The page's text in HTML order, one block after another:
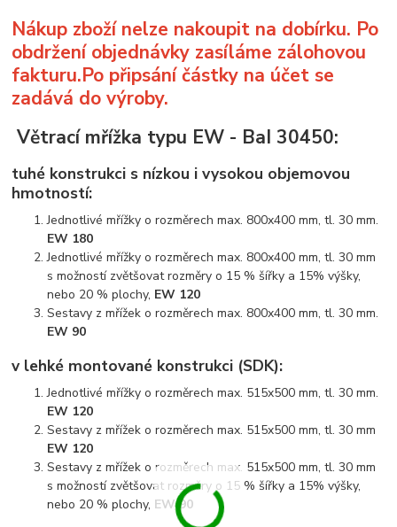
Nákup zboží nelze nakoupit na dobírku. Po
obdržení objednávky zasíláme zálohovou
fakturu.Po připsání částky na účet se
zadává do výroby.
Větrací mřížka typu EW - BaI 30450:
tuhé konstrukci s nízkou i vysokou objemovou
hmotností:
Jednotlivé mřížky o rozměrech max. 800x400 mm, tl. 30 mm.
EW 180
Jednotlivé mřížky o rozměrech max. 800x400 mm, tl. 30 mm
s možností zvětšovat rozměry o 15 % šířky a 15% výšky,
nebo 20 % plochy, EW 120
Sestavy z mřížek o rozměrech max. 800x400 mm, tl. 30 mm.
EW 90
v lehké montované konstrukci (SDK):
Jednotlivé mřížky o rozměrech max. 515x500 mm, tl. 30 mm.
EW 120
Sestavy z mřížek o rozměrech max. 515x500 mm, tl. 30 mm
EW 120
Sestavy z mřížek o rozměrech max. 515x500 mm, tl. 30 mm
s možností zvětšovat rozměry o 15 % šířky a 15% výšky,
nebo 20 % plochy, EW 90